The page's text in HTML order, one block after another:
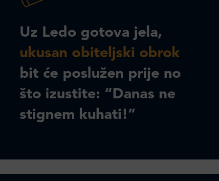
Uz Ledo gotova jela,
ukusan obiteljski obrok
bit će poslužen prije no
što izustite: “Danas ne
stignem kuhati!”